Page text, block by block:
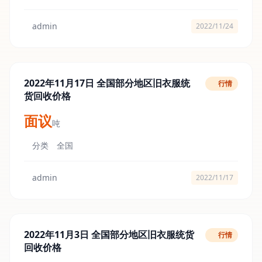
admin 2022/11/24
2022年11月17日 全国部分地区旧衣服统
货回收价格
行情
面议吨
分类
全国
admin 2022/11/17
2022年11月3日 全国部分地区旧衣服统货
回收价格
行情